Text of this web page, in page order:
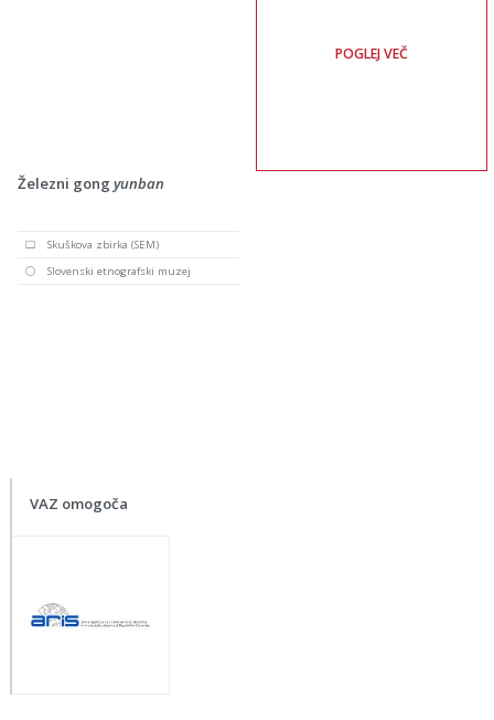
Železni gong yunban
Skuškova zbirka (SEM)
Slovenski etnografski muzej
POGLEJ VEČ
VAZ omogoča